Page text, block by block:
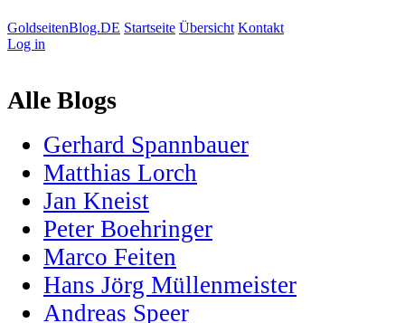
GoldseitenBlog.DE Startseite Übersicht Kontakt
Log in
Alle Blogs
Gerhard Spannbauer
Matthias Lorch
Jan Kneist
Peter Boehringer
Marco Feiten
Hans Jörg Müllenmeister
Andreas Speer